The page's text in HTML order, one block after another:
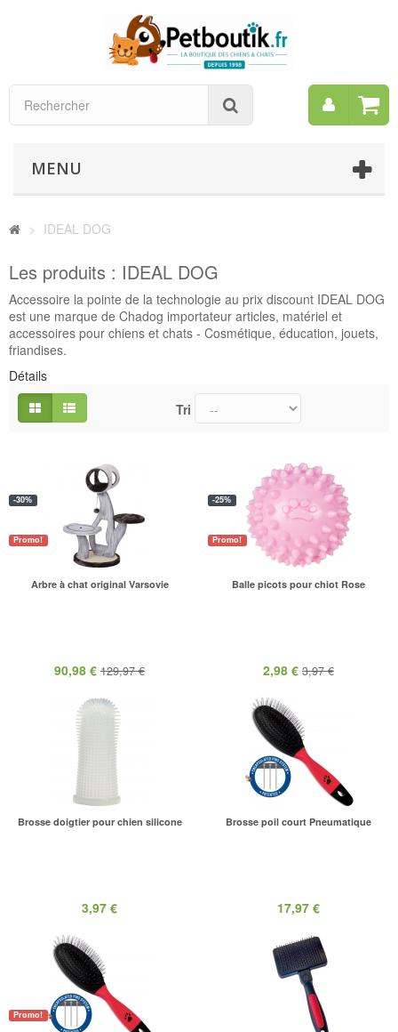
Mon
MENU
> IDEAL DOG
Les produits : IDEAL DOG
Accessoire la pointe de la technologie au prix discount IDEAL DOG
est une marque de Chadog importateur articles, matériel et
accessoires pour chiens et chats - Cosmétique, éducation, jouets,
friandises.
Détails
Tri
Promo!
Arbre à chat original Varsovie
90,98 € 129,97 €
-30%
Promo!
Balle picots pour chiot Rose
2,98 € 3,97 €
-25%
Brosse doigtier pour chien silicone
3,97 €
Brosse poil court Pneumatique
17,97 €
Promo!